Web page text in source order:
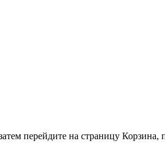
перейдите на страницу